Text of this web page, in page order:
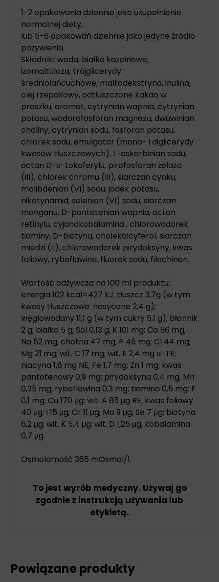
1-2 opakowania dziennie jako uzupełnienie
normalnej diety,
lub 5-6 opakowań dziennie jako jedyne źródło
pożywienia.
Składniki: woda, białko kazeinowe,
izomaltuloza, trójglicerydy
średniołańcuchowe, maltodekstryna, inulina,
olej rzepakowy, odtłuszczone kakao w
proszku, aromat, cytrynian wapnia, cytrynian
potasu, wodorofosforan magnezu, dwuwinian
choliny, cytrynian sodu, fosforan potasu,
chlorek sodu, emulgator (mono- i diglicerydy
kwasów tłuszczowych), L-askorbinian sodu,
octan D-α-tokoferylu, pirofosforan żelaza
(III), chlorek chromu (III), siarczan cynku,
molibdenian (VI) sodu, jodek potasu,
nikotynamid, selenian (VI) sodu, siarczan
manganu, D-pantotenian wapnia, octan
retinylu, cyjanokobalamina , chlorowodorek
tiaminy, D-biotyna, cholekalcyferol, siarczan
miedzi (II), chlorowodorek pirydoksyny, kwas
foliowy, ryboflawina, fluorek sodu, filochinon.
Wartość odżywcza na 100 ml produktu:
energia 102 kcal=427 kJ; tłuszcz 3,7g (w tym
kwasy tłuszczowe: nasycone 2,4 g);
węglowodany 11,1 g (w tym cukry 5,1 g); błonnik
2 g; białko 5 g; Sól 0,13 g; K 101 mg; Ca 56 mg;
Na 52 mg; cholina 47 mg; P 45 mg; Cl 44 mg;
Mg 21 mg; wit. C 17 mg; wit. E 2,4 mg α-TE;
niacyna 1,8 mg NE; Fe 1,7 mg; Zn 1 mg; kwas
pantotenowy 0,9 mg; pirydoksyna 0,4 mg; Mn
0,35 mg; ryboflawina 0,3 mg; tiamina 0,5 mg; F
0,1 mg; Cu 170 μg; wit. A 85 μg RE; kwas foliowy
40 μg; I 15 μg; Cr 11 μg; Mo 9 μg; Se 7 μg; biotyna
6,2 μg; wit. K 5,4 μg; wit. D 1,25 μg; kobalamina
0,7 μg.
Osmolarność 365 mOsmol/l.
To jest wyrób medyczny. Używaj go
zgodnie z instrukcją używania lub
etykietą.
Powiązane produkty